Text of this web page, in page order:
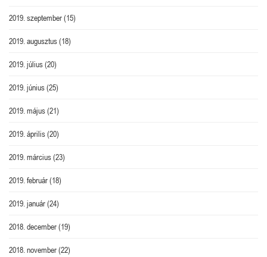
2019. szeptember(15)
2019. augusztus(18)
2019. július(20)
2019. június(25)
2019. május(21)
2019. április(20)
2019. március(23)
2019. február(18)
2019. január(24)
2018. december(19)
2018. november(22)